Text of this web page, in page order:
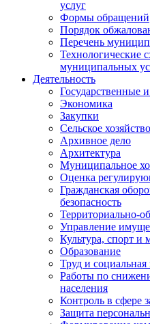
услуг
Формы обращений
Порядок
Перечень
Технологические
муниципальных
Деятельность
Государственные
Экономика
Закупки
Сельское хозяйство
Архивное дело
Архитектура
Муниципальное
Оценка
Гражданская
безопасность
Территориально-
Управление
Культура, спорт и
Образование
Труд и
Работы по
населения
Контроль в сфере
Защита